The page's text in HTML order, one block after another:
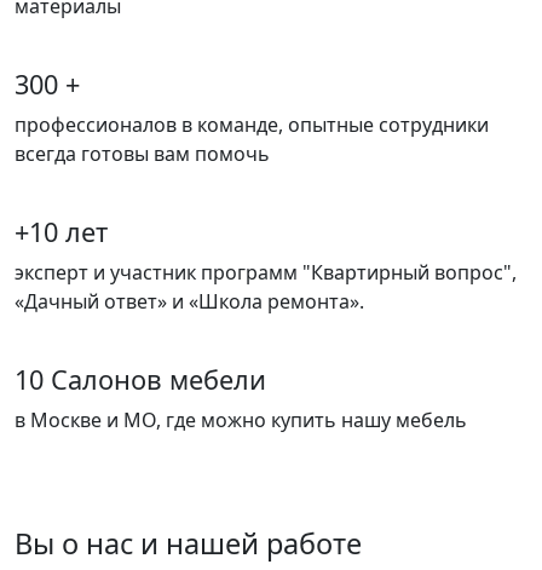
материалы
300 +
профессионалов в команде, опытные сотрудники
всегда готовы вам помочь
+10 лет
эксперт и участник программ "Квартирный вопрос",
«Дачный ответ» и «Школа ремонта».
10 Салонов мебели
в Москве и МО, где можно купить нашу мебель
Вы о нас и нашей работе